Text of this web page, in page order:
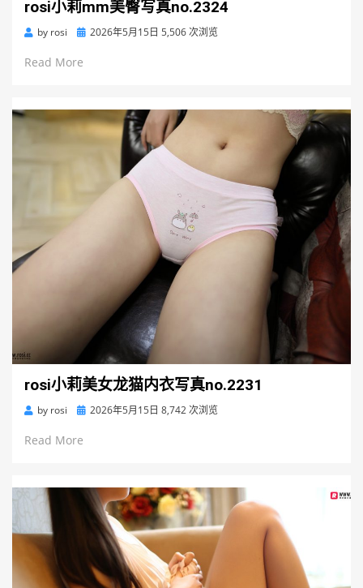
rosi小莉mm美臀写真no.2324
by rosi
Posted2026年5月15日 5,506 次浏览
Read More
rosi小莉美女龙猫内衣写真no.2231
by rosi
Posted2026年5月15日 8,742 次浏览
Read More